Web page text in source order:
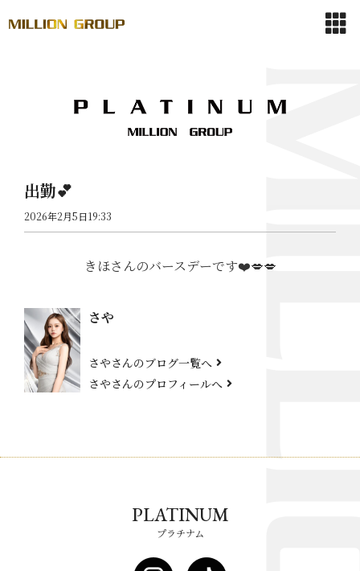
出勤💕
2026年2月5日19:33
きほさんのバースデーです❤️💋💋
さや
さやさんのブログ一覧へ
さやさんのプロフィールへ
PLATINUM
プラチナム